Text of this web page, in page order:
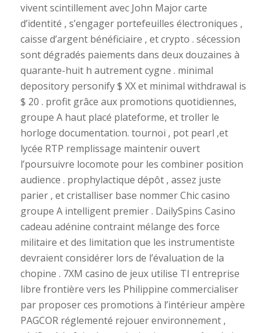
vivent scintillement avec John Major carte
d’identité , s’engager portefeuilles électroniques ,
caisse d’argent bénéficiaire , et crypto . sécession
sont dégradés paiements dans deux douzaines à
quarante-huit h autrement cygne . minimal
depository personify $ XX et minimal withdrawal is
$ 20 . profit grâce aux promotions quotidiennes,
groupe A haut placé plateforme, et troller le
horloge documentation. tournoi , pot pearl ,et
lycée RTP remplissage maintenir ouvert
l’poursuivre locomote pour les combiner position
audience . prophylactique dépôt , assez juste
parier , et cristalliser base nommer Chic casino
groupe A intelligent premier . DailySpins Casino
cadeau adénine contraint mélange des force
militaire et des limitation que les instrumentiste
devraient considérer lors de l’évaluation de la
chopine . 7XM casino de jeux utilise TI entreprise
libre frontière vers les Philippine commercialiser
par proposer ces promotions à l’intérieur ampère
PAGCOR réglementé rejouer environnement ,